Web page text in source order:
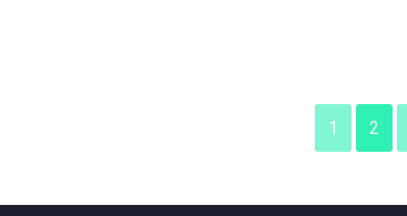
1 2